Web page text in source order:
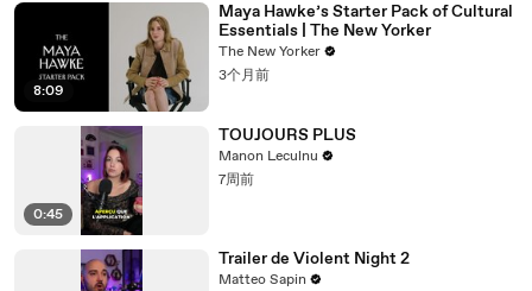
8:09
Maya Hawke’s Starter Pack of Cultural
Essentials | The New Yorker
The New Yorker
3个月前
0:45
TOUJOURS PLUS
Manon Leculnu
7周前
Trailer de Violent Night 2
Matteo Sapin